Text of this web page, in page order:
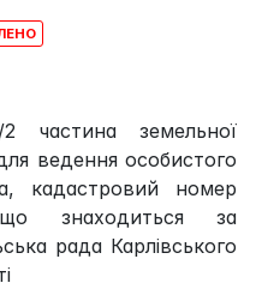
частина земельної
ведення особистого
кадастровий номер
що знаходиться за
рада Карлівського